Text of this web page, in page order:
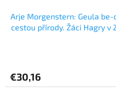
Arje Morgenstern: Geula
cestou přírody. Žáci Hagry v
€30,16